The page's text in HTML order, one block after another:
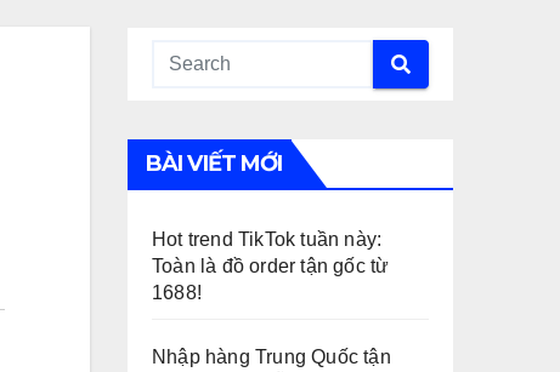
BÀI VIẾT MỚI
Hot trend TikTok tuần này:
Toàn là đồ order tận gốc từ
1688!
Nhập hàng Trung Quốc tận